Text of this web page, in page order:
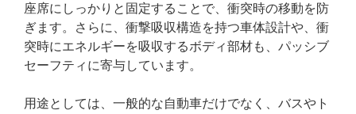
座席にしっかりと固定することで、衝突時の移動を防
ぎます。さらに、衝撃吸収構造を持つ車体設計や、衝
突時にエネルギーを吸収するボディ部材も、パッシブ
セーフティに寄与しています。
用途としては、一般的な自動車だけでなく、バスやト